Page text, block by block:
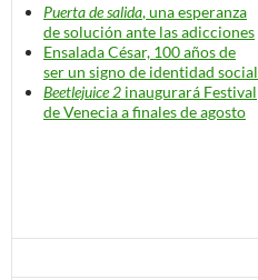
Puerta de salida, una esperanza
de solución ante las adicciones
Ensalada César, 100 años de
serun signo de identidad social
Beetlejuice 2 inaugurará Festival
de Venecia a finales de agosto